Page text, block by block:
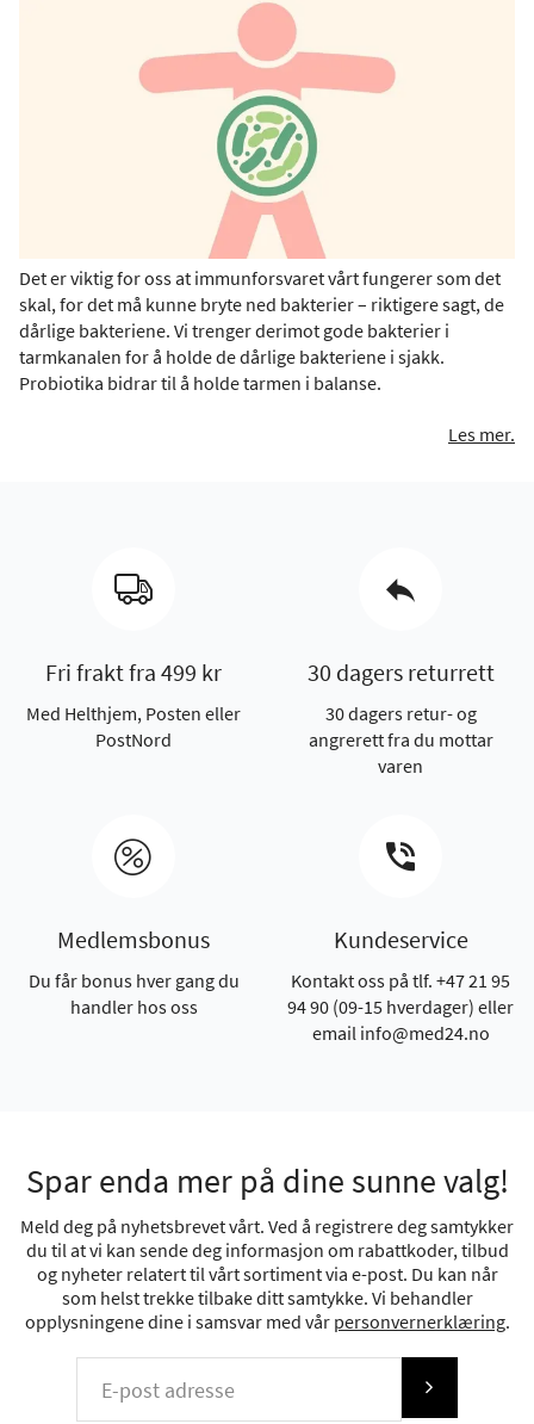
Det er viktig for oss at immunforsvaret vårt fungerer som det
skal, for det må kunne bryte ned bakterier – riktigere sagt, de
dårlige bakteriene. Vi trenger derimot gode bakterier i
tarmkanalen for å holde de dårlige bakteriene i sjakk.
Probiotika bidrar til å holde tarmen i balanse.
Les mer.
Fri frakt fra 499 kr
Med Helthjem, Posten eller
PostNord
30 dagers returrett
30 dagers retur- og
angrerett fra du mottar
varen
Medlemsbonus
Du får bonus hver gang du
handler hos oss
Kundeservice
Kontakt oss på tlf. +47 21 95
94 90 (09-15 hverdager) eller
email info@med24.no
Spar enda mer på dine sunne valg!
Meld deg på nyhetsbrevet vårt. Ved å registrere deg samtykker
du til at vi kan sende deg informasjon om rabattkoder, tilbud
og nyheter relatert til vårt sortiment via e-post. Du kan når
som helst trekke tilbake ditt samtykke. Vi behandler
opplysningene dine i samsvar med vår personvernerklæring.